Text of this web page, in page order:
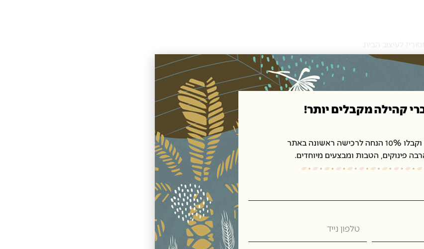
לעיצוב הבית.
עיצוב.
קהילה מקבלים יותר!
ראשונה באתר
פינוקים, הטבות ומבצעים מיוחדים.
נייד